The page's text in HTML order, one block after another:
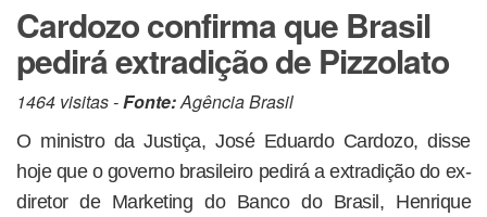
Cardozo confirma que Brasil
pedirá extradição de Pizzolato
1464 visitas -Fonte:Agência Brasil
O ministro da Justiça, José Eduardo Cardozo, disse
hoje que o governo brasileiro pedirá a extradição do ex-
diretor de Marketing do Banco do Brasil, Henrique